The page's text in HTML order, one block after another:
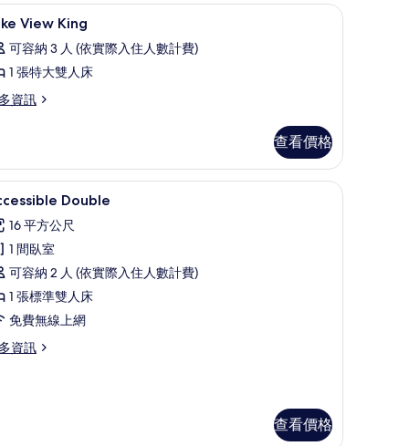
埃及棉床單、高級寢具、舒適加層、書桌
13 View King
可容納 3 人 (依實際入住人數計費)
1 張特大雙人床
資訊
查看價格
棉床單、高級寢具、舒適加層、書桌Accessible Double | 埃及棉床單、高級寢具、
4 Double
16 平方公尺
1 間臥室
可容納 2 人 (依實際入住人數計費)
1 張標準雙人床
免費無線上網
資訊
查看價格